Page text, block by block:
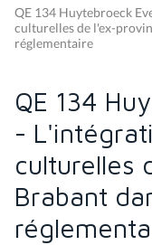
QE 134 Huytebroeck
culturelles de l'ex-
réglementaire
QE 134
-
culturelles
Brabant